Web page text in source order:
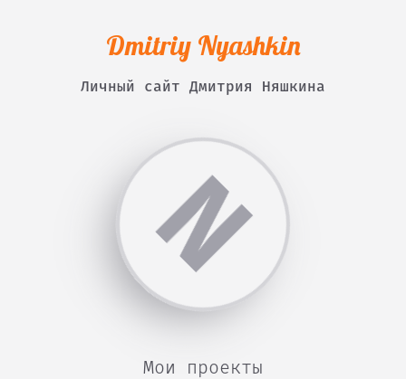
Dmitriy Nyashkin
Личный сайт Дмитрия Няшкина
N
Мои проекты